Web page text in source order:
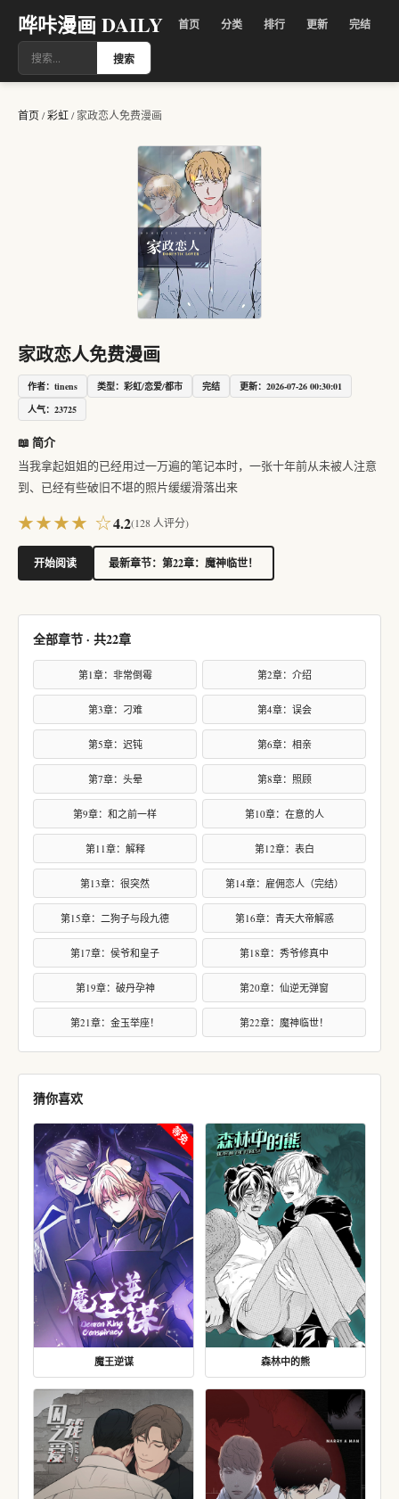
哗咔漫画 DAILY 首页 分类 排行 更新 完结
搜索
首页/彩虹/家政恋人免费漫画
家政恋人免费漫画
作者：tinens 类型：彩虹/恋爱/都市 完结
更新：2026-07-26 00:30:01
人气：23725
📖 简介
当我拿起姐姐的已经用过一万遍的笔记本时，一张十年前从未被人注意
到、已经有些破旧不堪的照片缓缓滑落出来
★★★★ ☆4.2(128 人评分)
开始阅读 最新章节：第22章：魔神临世！
全部章节 · 共22章
第1章：非常倒霉 第2章：介绍
第3章：刁难 第4章：误会
第5章：迟钝 第6章：相亲
第7章：头晕 第8章：照顾
第9章：和之前一样 第10章：在意的人
第11章：解释 第12章：表白
第13章：很突然 第14章：雇佣恋人（完结）
第15章：二狗子与段九德 第16章：青天大帝解惑
第17章：侯爷和皇子 第18章：秀爷修真中
第19章：破丹孕神 第20章：仙逆无弹窗
第21章：金玉举座！ 第22章：魔神临世！
猜你喜欢
魔王逆谋 森林中的熊